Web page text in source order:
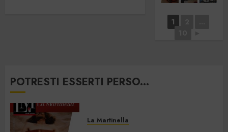
1
POTRESTI ESSERTI PERSO...
La Martinella